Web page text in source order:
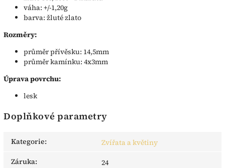
váha: +/-1,20g
barva: žluté zlato
Rozměry:
průměr přívěsku: 14,5mm
průměr kamínku: 4x3mm
Úprava povrchu:
lesk
Doplňkové parametry
Kategorie:
Zvířata a květiny
Záruka: 24